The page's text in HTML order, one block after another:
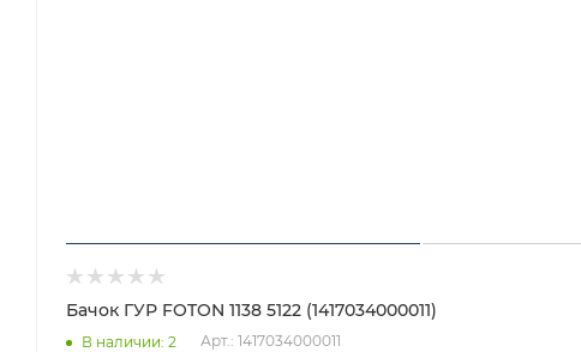
Бачок ГУР FOTON 1138 5122 (1417034000011)
В наличии: 2 Арт.: 1417034000011